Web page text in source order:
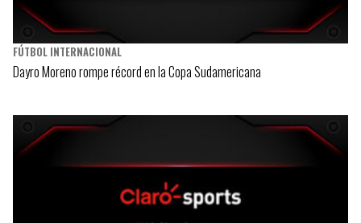
FÚTBOL INTERNACIONAL
Dayro Moreno rompe récord en la Copa Sudamericana